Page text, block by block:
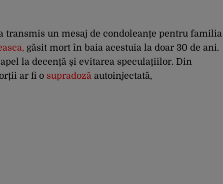
transmis un mesaj de condoleanțe pentru familia
, găsit mort în baia acestuia la doar 30 de ani.
la decență și evitarea speculațiilor. Din
ar fi o supradoză autoinjectată,